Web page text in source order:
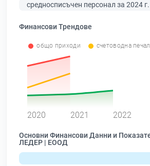
средносписъчен персонал за 2024 г.
Финансови Трендове
общо приходи счетоводна
2020 2021 2022
Основни Финансови Данни и
ЛЕДЕР | ЕООД